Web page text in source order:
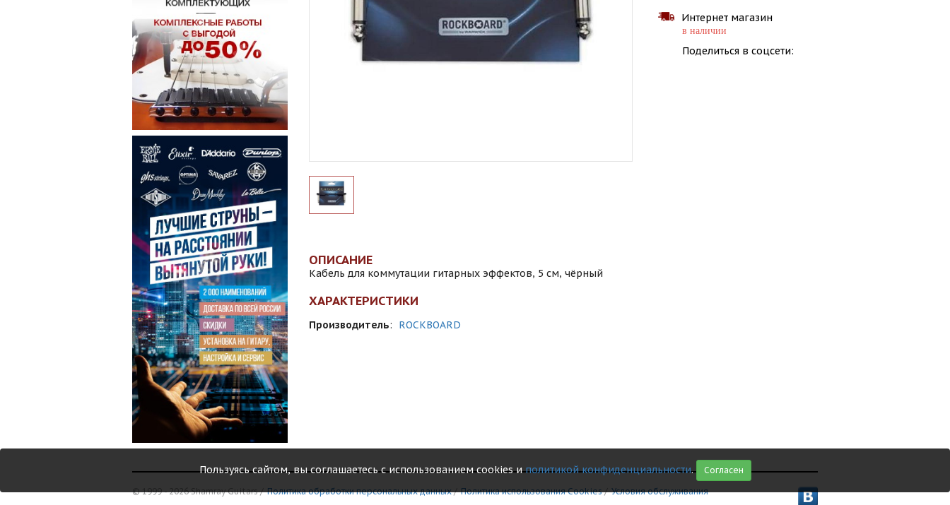
Интернет магазин
в наличии
Поделиться в соцсети:
ОПИСАНИЕ
Кабель для коммутации гитарных эффектов, 5 см, чёрный
ХАРАКТЕРИСТИКИ
Производитель: ROCKBOARD
© 1999 - 2026 Shamray Guitars /Политика обработки персональных данных/Политика использования Сookies/Условия обслуживания
Пользуясь сайтом, вы соглашаетесь с использованием cookies иполитикой конфиденциальности. Согласен